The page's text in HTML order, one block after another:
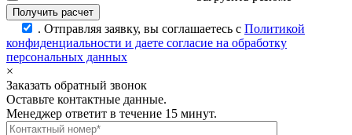
. Отправляя заявку, вы соглашаетесь с Политикой
конфиденциальности и даете согласие на обработку
персональных данных
×
Заказать обратный звонок
Оставьте контактные данные.
Менеджер ответит в течение 15 минут.